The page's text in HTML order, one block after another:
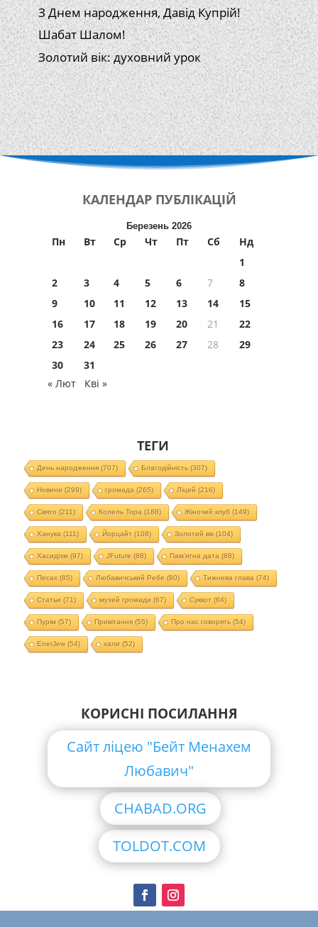
З Днем народження, Давід Купрій!
Шабат Шалом!
Золотий вік: духовний урок
КАЛЕНДАР ПУБЛІКАЦІЙ
Березень 2026
Пн Вт Ср Чт Пт Сб
Нд
1
2
3 4 5 6 7
8
9
10 11 12 13 14
15
16
17 18 19 20 21
22
23
24 25 26 27 28
29
30
31
« Лют
Кві »
ТЕГИ
День народження(707) Благодійність (307)
Новини (299) громада (265) Ліцей (216)
Свято (211) Колель Тора (188) Жіночий клуб (149)
Ханука (111) Йорцайт (108) Золотий вік(104)
Хасидізм (97) JFuture (88) Пам'ятна дата (88)
Песах(85) Любавичський Ребе (80) Тижнева глава (74)
Статьи (71) музей громади (67) Суккот (64)
Пурім (57) Привітання(55) Про нас говорять (54)
EnerJew(54) хали (52)
КОРИСНІ ПОСИЛАННЯ
Сайт ліцею "Бейт Менахем
Любавич"
CHABAD.ORG
TOLDOT.COM